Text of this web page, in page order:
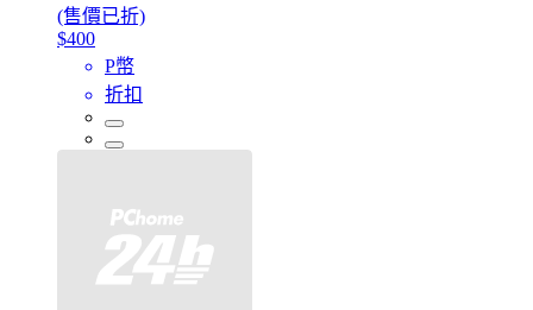
(售價已折)
$400
P幣
折扣